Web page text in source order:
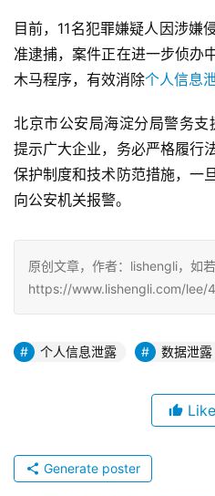
目前，11名犯罪嫌疑人因涉嫌
准逮捕，案件正在进一步侦办
木马程序，有效消除个人信息
北京市公安局海淀分局警务
提示广大企业，务必严格履行
保护制度和技术防范措施，一
向公安机关报警。
原创文章，作者：lishengli，如
https://www.lishengli.com/lee/
个人信息泄露 数据泄露
Like
Generate poster